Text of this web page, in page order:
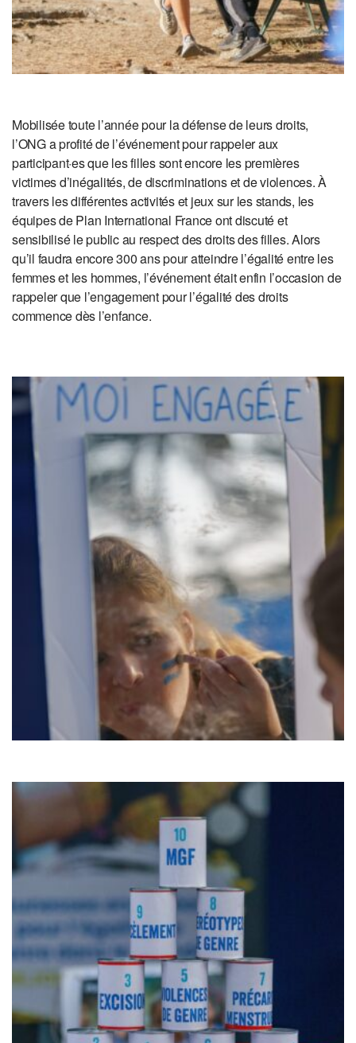
Mobilisée toute l’année pour la défense de leurs droits,
l’ONG a profité de l’événement pour rappeler aux
participant·es que les filles sont encore les premières
victimes d’inégalités, de discriminations et de violences. À
travers les différentes activités et jeux sur les stands, les
équipes de Plan International France ont discuté et
sensibilisé le public au respect des droits des filles. Alors
qu’il faudra encore 300 ans pour atteindre l’égalité entre les
femmes et les hommes, l’événement était enfin l’occasion de
rappeler que l’engagement pour l’égalité des droits
commence dès l’enfance.